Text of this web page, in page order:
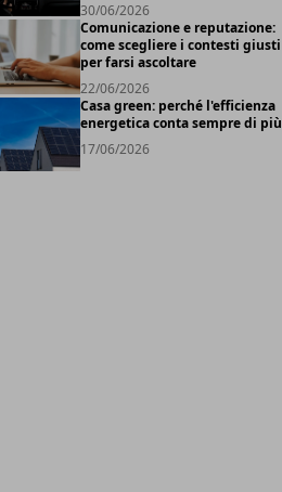
30/06/2026
Comunicazione e reputazione:
come scegliere i contesti giusti
per farsi ascoltare
22/06/2026
Casa green: perché l'efficienza
energetica conta sempre di più
17/06/2026